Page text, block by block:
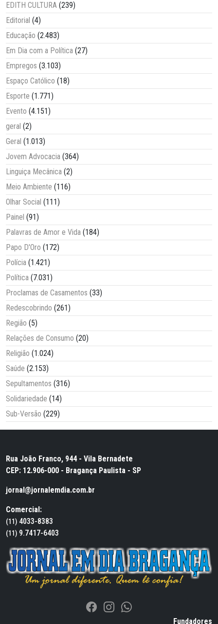
EDITH CULTURA (239)
Editorial (4)
Educação (2.483)
Em Dia com a Política (27)
Empregos (3.103)
Espaço Católico (18)
Esporte (1.771)
Evento (4.151)
geral (2)
Geral (1.013)
Jovem Advocacia (364)
Linguiça Mecânica (2)
Meio Ambiente (116)
Olhar Social (111)
Painel (91)
Palavras de Amor e Vida (184)
Papo D'Oro (172)
Polícia (1.421)
Política (7.031)
Proclamas de Casamentos (33)
Redescobrindo (261)
Região (5)
Relações de Consumo (20)
Religião (1.024)
Saúde (2.153)
Sepultamentos (316)
Solidariedade (14)
Sub-Versão (229)
Rua João Franco, 944 - Vila Bernadete
CEP: 12.906-000 - Bragança Paulista - SP
jornal@jornalemdia.com.br
Comercial:
(11) 4033-8383
(11) 9.7417-6403
Fundadores